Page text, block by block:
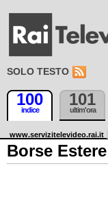
SOLO TESTO
100
indice
101
ultim'ora
www.servizitelevideo.rai.it
Borse Estere